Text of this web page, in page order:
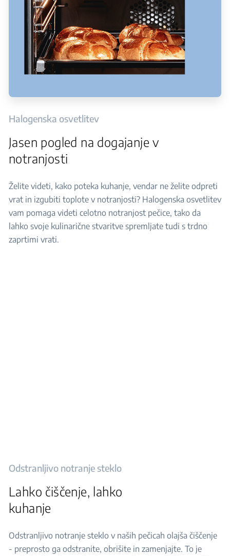
Halogenska osvetlitev
Jasen pogled na dogajanje v
notranjosti
Želite videti, kako poteka kuhanje, vendar ne želite odpreti
vrat in izgubiti toplote v notranjosti? Halogenska osvetlitev
vam pomaga videti celotno notranjost pečice, tako da
lahko svoje kulinarične stvaritve spremljate tudi s trdno
zaprtimi vrati.
Odstranljivo notranje steklo
Lahko čiščenje, lahko
kuhanje
Odstranljivo notranje steklo v naših pečicah olajša čiščenje
- preprosto ga odstranite, obrišite in zamenjajte. To je